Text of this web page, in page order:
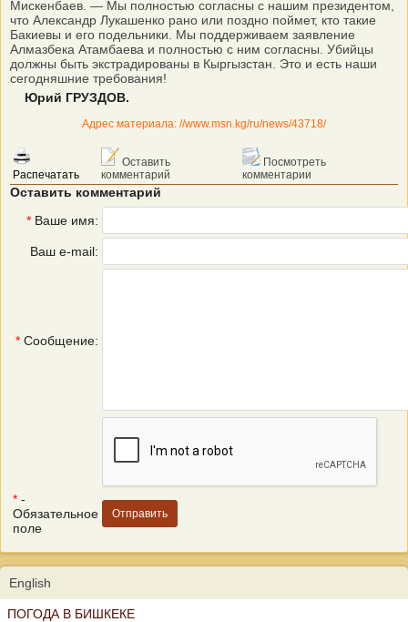
Мискенбаев. — Мы полностью согласны с нашим президентом,
что Александр Лукашенко рано или поздно поймет, кто такие
Бакиевы и его подельники. Мы поддерживаем заявление
Алмазбека Атамбаева и полностью с ним согласны. Убийцы
должны быть экстрадированы в Кыргызстан. Это и есть наши
сегодняшние требования!
Юрий ГРУЗДОВ.
Адрес материала: //www.msn.kg/ru/news/43718/
Распечатать
Оставить
комментарий
Посмотреть
комментарии
Оставить комментарий
* Ваше имя:
Ваш e-mail:
* Сообщение:
* -
Обязательное
поле
English
ПОГОДА В БИШКЕКЕ